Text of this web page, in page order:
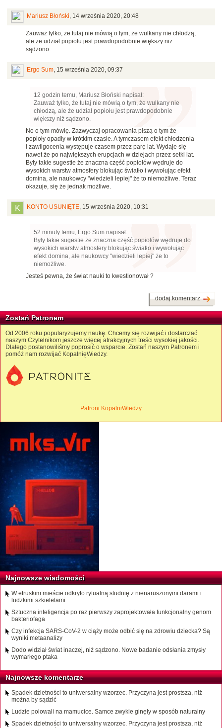
Mariusz Błoński, 14 września 2020, 20:48
Zauważ tylko, że tutaj nie mówią o tym, że wulkany nie chłodzą,
ale że udział popiołu jest prawdopodobnie większy niż
sądzono.
Ergo Sum, 15 września 2020, 09:37
12 godzin temu, Mariusz Błoński napisał:
Zauważ tylko, że tutaj nie mówią o tym, że wulkany nie
chłodzą, ale że udział popiołu jest prawdopodobnie
większy niż sądzono.
No o tym mówię. Zazwyczaj opracowania piszą o tym że
popioły opadły w krótkim czasie. A tymczasem efekt chłodzenia
i zawilgocenia występuje czasem przez parę lat. Wydaje się
nawet że po największych erupcjach w dziejach przez setki lat.
Były takie sugestie że znaczna część popiołów wędruje do
wysokich warstw atmosfery blokując światło i wywołując efekt
domina, ale naukowcy "wiedzieli lepiej" że to niemożliwe. Teraz
okazuje, się że jednak możliwe.
KONTO USUNIĘTE, 15 września 2020, 10:31
52 minuty temu, Ergo Sum napisał:
Były takie sugestie że znaczna część popiołów wędruje do
wysokich warstw atmosfery blokując światło i wywołując
efekt domina, ale naukowcy "wiedzieli lepiej" że to
niemożliwe.
Jesteś pewna, że świat nauki to kwestionował ?
dodaj komentarz
Zostań Patronem
Od 2006 roku popularyzujemy naukę. Chcemy się rozwijać i dostarczać
naszym Czytelnikom jeszcze więcej atrakcyjnych treści wysokiej jakości.
Dlatego postanowiliśmy poprosić o wsparcie. Zostań naszym Patronem i
pomóż nam rozwijać KopalnięWiedzy.
Patroni KopalniWiedzy
Najnowsze wiadomości
W etruskim mieście odkryto rytualną studnię z nienaruszonymi darami i
ludzkimi szkieletami
Sztuczna inteligencja po raz pierwszy zaprojektowała funkcjonalny genom
bakteriofaga
Czy infekcja SARS-CoV-2 w ciąży może odbić się na zdrowiu dziecka? Są
wyniki metaanalizy
Dodo widział świat inaczej, niż sądzono. Nowe badanie odsłania zmysły
wymarłego ptaka
Najnowsze komentarze
Spadek dzietności to uniwersalny wzorzec. Przyczyna jest prostsza, niż
można by sądzić
Ludzie polowali na mamucice. Samce zwykle ginęły w sposób naturalny
Spadek dzietności to uniwersalny wzorzec. Przyczyna jest prostsza, niż